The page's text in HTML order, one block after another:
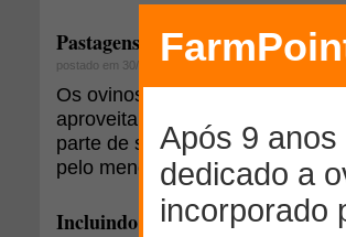
Pastagens para ovinos
postado em 30/05/2006
Os ovinos, sendo ruminantes,
aproveitar alimentos fibrosos.
parte de sua dieta seja
pelo menor custo.
Incluindo o cobre na dieta